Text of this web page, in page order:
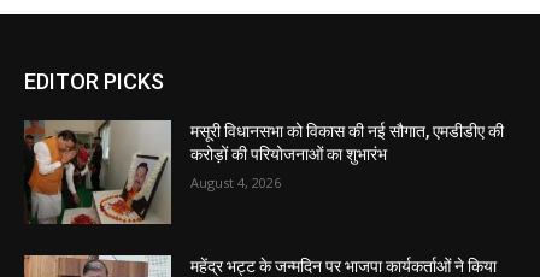
EDITOR PICKS
मसूरी विधानसभा को विकास की नई सौगात, एमडीडीए की
करोड़ों की परियोजनाओं का शुभारंभ
August 4, 2026
महेंद्र भट्ट के जन्मदिन पर भाजपा कार्यकर्ताओं ने किया